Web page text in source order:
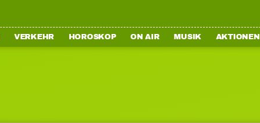
VERKEHR HOROSKOP ON AIR MUSIK AKTIONEN